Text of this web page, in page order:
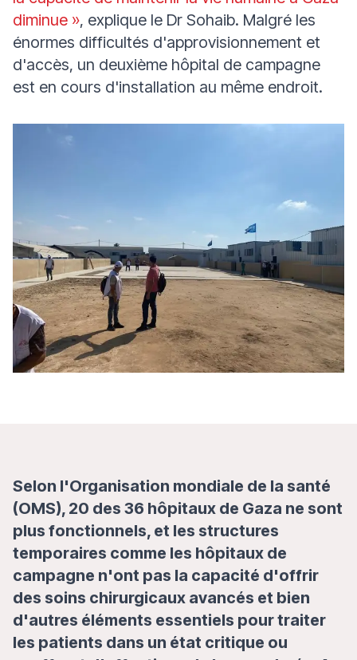
diminue », explique le Dr Sohaib. Malgré les
énormes difficultés d'approvisionnement et
d'accès, un deuxième hôpital de campagne
est en cours d'installation au même endroit.
Selon l'Organisation mondiale de la santé
(OMS), 20 des 36 hôpitaux de Gaza ne sont
plus fonctionnels, et les structures
temporaires comme les hôpitaux de
campagne n'ont pas la capacité d'offrir
des soins chirurgicaux avancés et bien
d'autres éléments essentiels pour traiter
les patients dans un état critique ou